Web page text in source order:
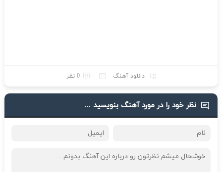
دانلود آهنگ 0 نظر
نظر خود را در مورد آهنگ بنویسید ...